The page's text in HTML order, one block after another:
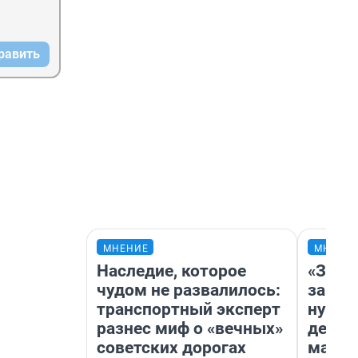
МНЕНИЕ
Наследие, которое
чудом не развалилось:
транспортный эксперт
разнес миф о «вечных»
советских дорогах
дела